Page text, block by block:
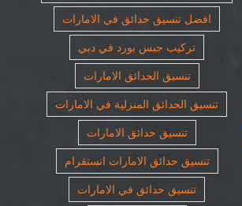
افضل تنسيق حدائق في الامارات
تركيب جبس بورد في دبي
تنسيق الحدائق الامارات
تنسيق الحدائق المنزلية في الامارات
تنسيق حدائق الامارات
تنسيق حدائق الامارات انستقرام
تنسيق حدائق في الامارات